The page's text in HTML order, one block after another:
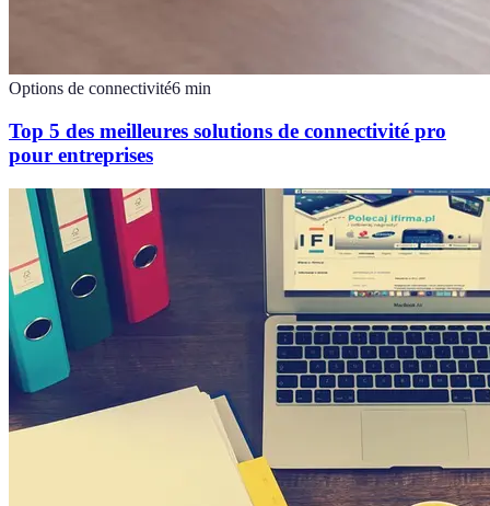
Options de connectivité6 min
Top 5 des meilleures solutions de connectivité pro
pour entreprises